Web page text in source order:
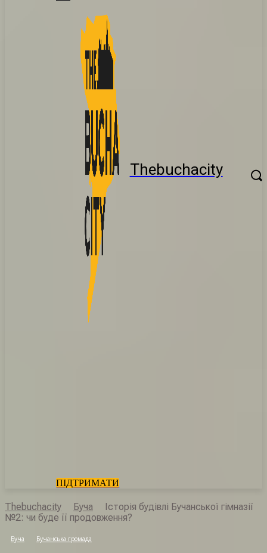
Thebuchacity
ПІДТРИМАТИ
Thebuchacity Буча
Історія будівлі Бучанської гімназії
№2: чи буде її продовження?
Буча Бучанська громада